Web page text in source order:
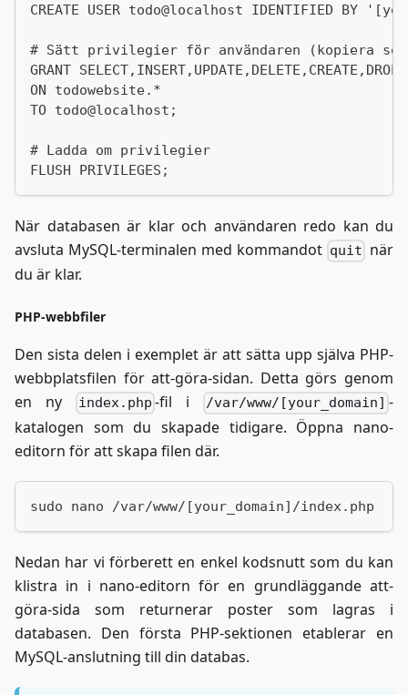
CREATE USER todo@localhost IDENTIFIED BY
# Sätt privilegier för användaren (kopiera
GRANT
ON todowebsite.*
TO todo@localhost;
# Ladda om privilegier
FLUSH PRIVILEGES;
När databasen är klar och användaren redo kan du
avsluta MySQL-terminalen med kommandot quit när
du är klar.
PHP-webbfiler
Den sista delen i exemplet är att sätta upp själva PHP-
webbplatsfilen för att-göra-sidan. Detta görs genom
en ny
index.php -fil i /var/www/[your_domain] -
katalogen som du skapade tidigare. Öppna nano-
editorn för att skapa filen där.
sudo nano /var/www/[your_domain]/index.php
Nedan har vi förberett en enkel kodsnutt som du kan
klistra in i nano-editorn för en grundläggande att-
göra-sida som returnerar poster som lagras i
databasen. Den första PHP-sektionen etablerar en
MySQL-anslutning till din databas.